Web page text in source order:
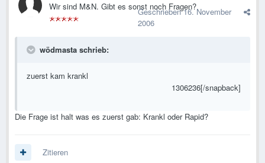
Wir sind M&N. Gibt es sonst noch Fragen?
Geschrieben16. November
2006
wödmasta schrieb:
zuerst kam krankl
1306236[/snapback]
Die Frage ist halt was es zuerst gab: Krankl oder Rapid?
Zitieren